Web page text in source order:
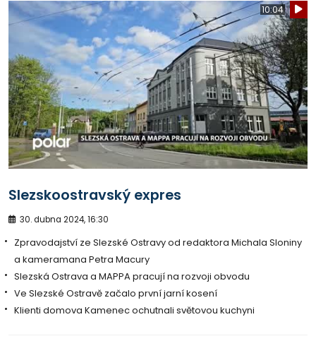
10:04
Slezskoostravský expres
30. dubna 2024, 16:30
Zpravodajství ze Slezské Ostravy od redaktora Michala Sloniny
a kameramana Petra Macury
Slezská Ostrava a MAPPA pracují na rozvoji obvodu
Ve Slezské Ostravě začalo první jarní kosení
Klienti domova Kamenec ochutnali světovou kuchyni